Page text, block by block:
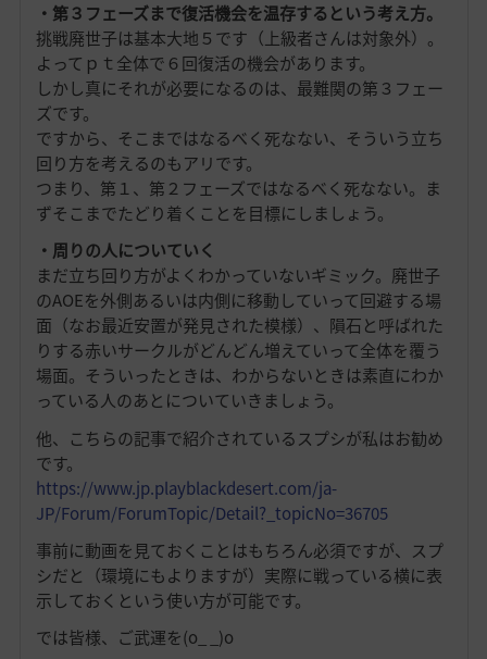
・第３フェーズまで復活機会を温存するという考え方。
挑戦廃世子は基本大地５です（上級者さんは対象外）。
よってｐｔ全体で６回復活の機会があります。
しかし真にそれが必要になるのは、最難関の第３フェー
ズです。
ですから、そこまではなるべく死なない、そういう立ち
回り方を考えるのもアリです。
つまり、第１、第２フェーズではなるべく死なない。ま
ずそこまでたどり着くことを目標にしましょう。
・周りの人についていく
まだ立ち回り方がよくわかっていないギミック。廃世子
のAOEを外側あるいは内側に移動していって回避する場
面（なお最近安置が発見された模様）、隕石と呼ばれた
りする赤いサークルがどんどん増えていって全体を覆う
場面。そういったときは、わからないときは素直にわか
っている人のあとについていきましょう。
他、こちらの記事で紹介されているスプシが私はお勧め
です。
https://www.jp.playblackdesert.com/ja-
JP/Forum/ForumTopic/Detail?_topicNo=36705
事前に動画を見ておくことはもちろん必須ですが、スプ
シだと（環境にもよりますが）実際に戦っている横に表
示しておくという使い方が可能です。
では皆様、ご武運を(o_ _)o